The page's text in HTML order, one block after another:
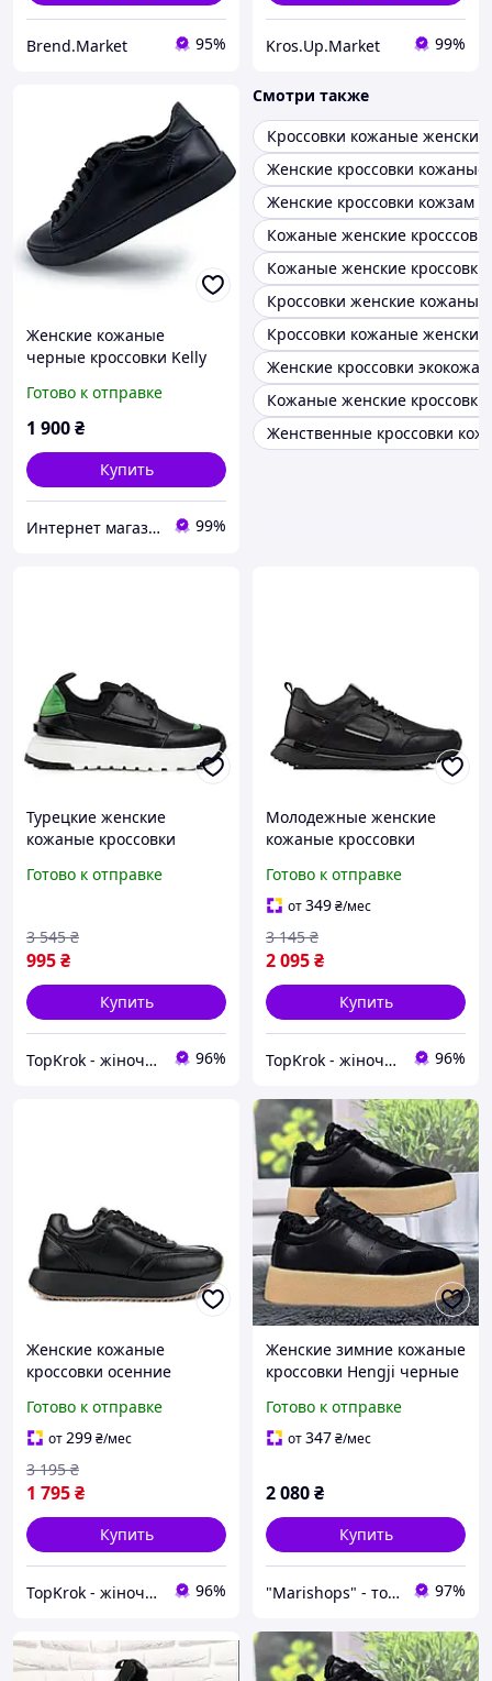
Brend.Market 95% Kros.Up.Market 99%
Женские кожаные
черные кроссовки Kelly
наличии: 37, 39, 41, 42.
Готово к отправке
1 900₴
Купить
Интернет магазин обуви I love my shoes 99%
Смотри также
Кроссовки кожаные женские
Женские кроссовки кожаные
Женские кроссовки кожзам
Кожаные женские
Кожаные женские
Кроссовки женские
Кроссовки кожаные
Женские кроссовки экокожа
Кожаные женские
Женственные кроссовки
Турецкие женские
кожаные кроссовки
высокой белой подошве и
Готово к отправке
995₴
3 545 ₴
Купить
TopKrok - жіноче та чоловіче взуття, жіночі сумки та верхній одяг 96%
Молодежные женские
кожаные кроссовки
удобной ровной подошве
и платформе со
шнуровками
Готово к отправке
от349₴/мес
2 095₴
3 145 ₴
Купить
TopKrok - жіноче та чоловіче взуття, жіночі сумки та верхній одяг 96%
Женские кожаные
кроссовки осенние
удобной толстой
платформе и высокой
подошве
Готово к отправке
от299₴/мес
1 795₴
3 195 ₴
Купить
TopKrok - жіноче та чоловіче взуття, жіночі сумки та верхній одяг 96%
Женские зимние кожаные
кроссовки Hengji черные
меху 8261
Готово к отправке
от347₴/мес
2 080₴
Купить
"Marishops" - товары для всей семьи. 97%